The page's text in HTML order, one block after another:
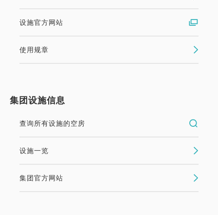
设施官方网站
使用规章
集团设施信息
查询所有设施的空房
设施一览
集团官方网站